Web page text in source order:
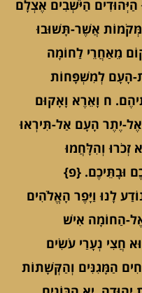
הַיֹּשְׁבִים אֶצְלָם
אֲשֶׁר-תָּשׁוּבוּ
מֵאַחֲרֵי לַחוֹמָה
הָעָם לְמִשְׁפָּחוֹת
ח וָאֵרֶא וָאָקוּם
יֶתֶר הָעָם אַל-תִּירְאוּ
זְכֹרוּ וְהִלָּחֲמוּ
וּבָתֵּיכֶם. {פ}
לָנוּ וַיָּפֶר הָאֱלֹהִים
הַחוֹמָה אִישׁ
חֲצִי נְעָרַי עֹשִׂים
הַמָּגִנִּים וְהַקְּשָׁתוֹת